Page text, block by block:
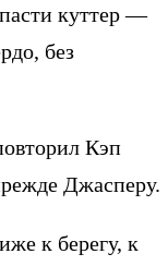
куттер —
без
Кэп
Джасперу.
к берегу, к